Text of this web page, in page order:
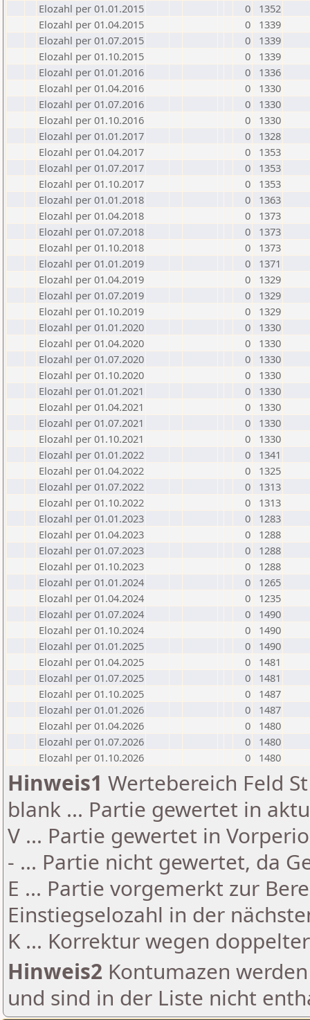
Elozahl per 01.01.2015
0
1352
Elozahl per 01.04.2015
0
1339
Elozahl per 01.07.2015
0
1339
Elozahl per 01.10.2015
0
1339
Elozahl per 01.01.2016
0
1336
Elozahl per 01.04.2016
0
1330
Elozahl per 01.07.2016
0
1330
Elozahl per 01.10.2016
0
1330
Elozahl per 01.01.2017
0
1328
Elozahl per 01.04.2017
0
1353
Elozahl per 01.07.2017
0
1353
Elozahl per 01.10.2017
0
1353
Elozahl per 01.01.2018
0
1363
Elozahl per 01.04.2018
0
1373
Elozahl per 01.07.2018
0
1373
Elozahl per 01.10.2018
0
1373
Elozahl per 01.01.2019
0
1371
Elozahl per 01.04.2019
0
1329
Elozahl per 01.07.2019
0
1329
Elozahl per 01.10.2019
0
1329
Elozahl per 01.01.2020
0
1330
Elozahl per 01.04.2020
0
1330
Elozahl per 01.07.2020
0
1330
Elozahl per 01.10.2020
0
1330
Elozahl per 01.01.2021
0
1330
Elozahl per 01.04.2021
0
1330
Elozahl per 01.07.2021
0
1330
Elozahl per 01.10.2021
0
1330
Elozahl per 01.01.2022
0
1341
Elozahl per 01.04.2022
0
1325
Elozahl per 01.07.2022
0
1313
Elozahl per 01.10.2022
0
1313
Elozahl per 01.01.2023
0
1283
Elozahl per 01.04.2023
0
1288
Elozahl per 01.07.2023
0
1288
Elozahl per 01.10.2023
0
1288
Elozahl per 01.01.2024
0
1265
Elozahl per 01.04.2024
0
1235
Elozahl per 01.07.2024
0
1490
Elozahl per 01.10.2024
0
1490
Elozahl per 01.01.2025
0
1490
Elozahl per 01.04.2025
0
1481
Elozahl per 01.07.2025
0
1481
Elozahl per 01.10.2025
0
1487
Elozahl per 01.01.2026
0
1487
Elozahl per 01.04.2026
0
1480
Elozahl per 01.07.2026
0
1480
Elozahl per 01.10.2026
0 1480
Hinweis1 Wertebereich Feld
blank ... Partie gewertet in
V ... Partie gewertet in
- ... Partie nicht gewertet, da
E ... Partie vorgemerkt zur
Einstiegselozahl in der
K ... Korrektur wegen
Hinweis2 Kontumazen
und sind in der Liste nicht